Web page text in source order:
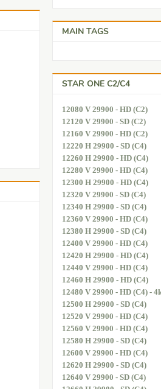
MAIN TAGS
STAR ONE C2/C4
12080 V 29900 - HD (C2)
12120 V 29900 - SD (C2)
12160 V 29900 - HD (C2)
12220 H 29900 - SD (C4)
12260 H 29900 - HD (C4)
12280 V 29900 - HD (C4)
12300 H 29900 - HD (C4)
12320 V 29900 - SD (C4)
12340 H 29900 - SD (C4)
12360 V 29900 - HD (C4)
12380 H 29900 - SD (C4)
12400 V 29900 - HD (C4)
12420 H 29900 - HD (C4)
12440 V 29900 - HD (C4)
12460 H 29900 - HD (C4)
12480 V 29900 - HD (C4) -
12500 H 29900 - SD (C4)
12520 V 29900 - HD (C4)
12560 V 29900 - HD (C4)
12580 H 29900 - SD (C4)
12600 V 29900 - HD (C4)
12620 H 29900 - SD (C4)
12640 V 29900 - SD (C4)